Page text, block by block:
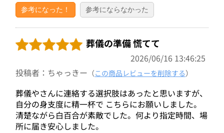
参考になった！ 参考にならなかった
葬儀の準備 慌てて
2026/06/16 13:46:25
投稿者：ちゃっきー （この商品レビューを削除する）
葬儀やさんに連絡する選択肢はあったと思いますが、
自分の身支度に精一杯で こちらにお願いしました。
清楚ながら白百合が素敵でした。何より指定時間、場
所に届き安心しました。